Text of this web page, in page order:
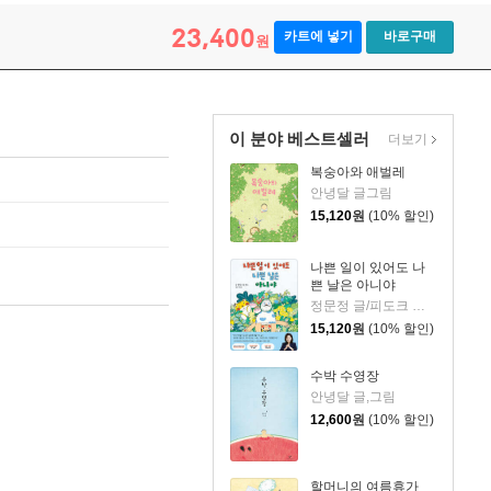
23,400원 카트에 넣기 바로구매
이 분야 베스트셀러
복숭아와 애벌레
안녕달 글그림
15,120원 (10% 할인)
나쁜 일이 있어도 나
쁜 날은 아니야
정문정 글/피도크 그림/천근아 감수
15,120원 (10% 할인)
수박 수영장
안녕달 글,그림
12,600원 (10% 할인)
할머니의 여름휴가
더보기